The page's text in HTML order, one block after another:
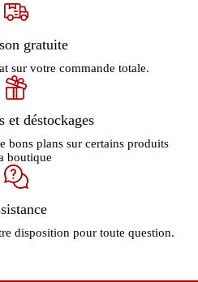
gratuite
sur votre commande totale.
et déstockages
bons plans sur certains produits
boutique
disposition pour toute question.